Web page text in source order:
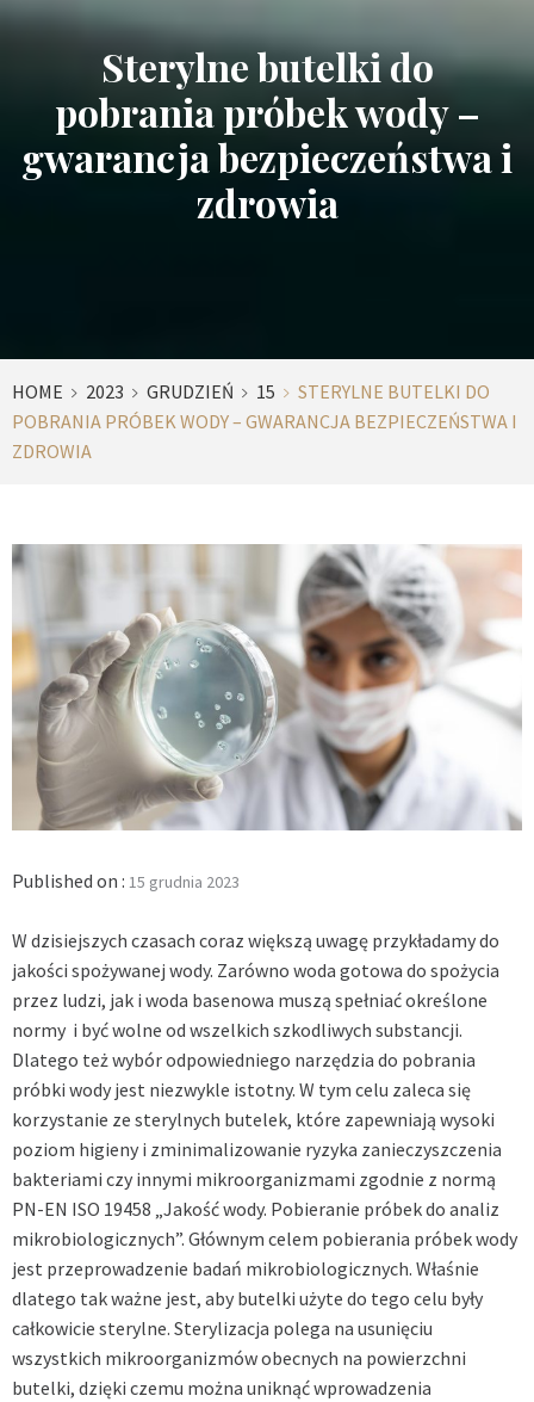
Sterylne butelki do
pobrania próbek wody –
gwarancja bezpieczeństwa i
zdrowia
HOME 2023 GRUDZIEŃ 15
STERYLNE BUTELKI DO
POBRANIA PRÓBEK WODY – GWARANCJA BEZPIECZEŃSTWA I
ZDROWIA
Published on : 15 grudnia 2023
W dzisiejszych czasach coraz większą uwagę przykładamy do
jakości spożywanej wody. Zarówno woda gotowa do spożycia
przez ludzi, jak i woda basenowa muszą spełniać określone
normy i być wolne od wszelkich szkodliwych substancji.
Dlatego też wybór odpowiedniego narzędzia do pobrania
próbki wody jest niezwykle istotny. W tym celu zaleca się
korzystanie ze sterylnych butelek, które zapewniają wysoki
poziom higieny i zminimalizowanie ryzyka zanieczyszczenia
bakteriami czy innymi mikroorganizmami zgodnie z normą
PN-EN ISO 19458 „Jakość wody. Pobieranie próbek do analiz
mikrobiologicznych”. Głównym celem pobierania próbek wody
jest przeprowadzenie badań mikrobiologicznych. Właśnie
dlatego tak ważne jest, aby butelki użyte do tego celu były
całkowicie sterylne. Sterylizacja polega na usunięciu
wszystkich mikroorganizmów obecnych na powierzchni
butelki, dzięki czemu można uniknąć wprowadzenia